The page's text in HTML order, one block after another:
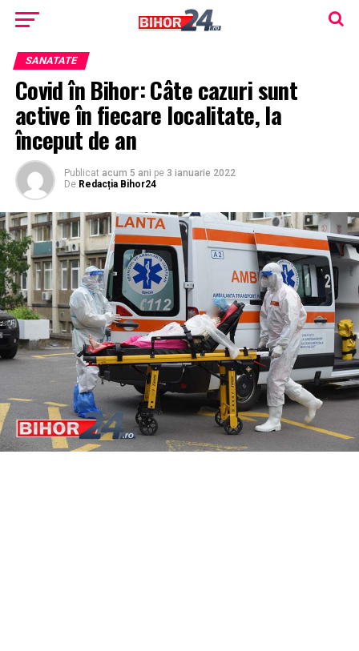
SANATATE
Covid în Bihor: Câte cazuri sunt
active în fiecare localitate, la
început de an
Publicat acum 5 ani pe 3 ianuarie 2022
De Redacția Bihor24